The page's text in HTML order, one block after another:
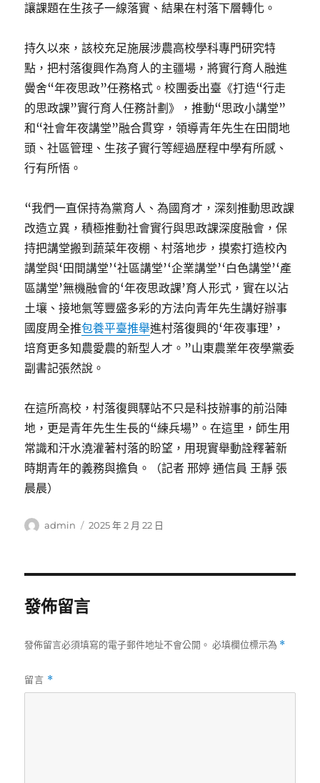
讓課題在生孩子一線落實、結果在村落下層轉化。
持久以來，該校充足施展涉農高校學科專門研究特
點，把村落復興作為育人的主疆場，將實行育人融進
黌舍“年夜思政”任務格式。校團委出臺《打造“行走
的思政課”實行育人任務計劃》，推動“思政小講堂”
和“社會年夜講堂”融合貫穿，領導青年先生在田間地
頭、社區管理、生孩子實行等經過歷程中學有所感、
行有所悟。
“我們一直保持為黨育人、為國育才，深刻推動思政課
改造立異，積極推動社會實行與思政課深度融會，保
持把講堂搬到蔬菜年夜棚、村落地步，摸索打造校內
講堂與‘田間講堂’‘社區講堂’‘企業講堂’‘白色講堂’‘產
區講堂’無機融會的‘年夜思政課’育人形式，實在以沾
土壤、接地氣等豐盛多彩的方法向青年先生講好辦事
國度周全推包養平臺推舉進村落復興的‘年夜事理’，
培育更多知農愛農的新型人才。”山東農業年夜學黨委
副書記張然說。
在這所高校，村落復興驛站不只是科技辦事的前沿陣
地，更是青年先生生長的“練兵場”。在這里，師生用
常識和汗水澆灌著村落的盼望，用現實舉動詮釋著新
時期青年的義務與擔負。（記者 邢婷 通信員 王靜 張
晨晨）
作
admin
發
2025 年 2 月 22 日
發佈留言
發佈留言必須填寫的電子郵件地址不會公開。 必填欄位標示為 *
留言 *